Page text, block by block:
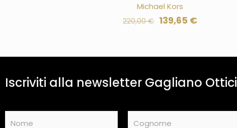
Michael Kors
220,00€ 139,65 €
Iscriviti alla newsletter Gagliano Ottici